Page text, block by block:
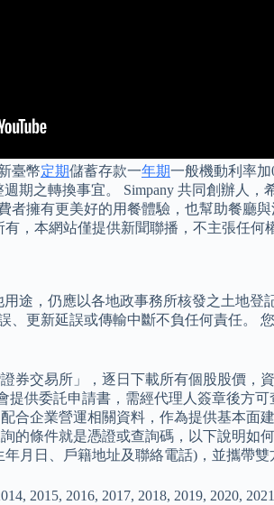
臺幣定期儲蓄存款一年期一般機動利率
之轉換事宜。 Simpany 共同創辦人
擁有更美好的用餐體驗，也幫助餐廳與
，本網站僅提供新聞聯播，不主張任何
途，仍應以各地政事務所核發之土地
更新延誤或傳輸中斷不負任何責任。
交易所」，逐日下載所有個股股價，
供委託申請書，需經代理人簽章後方可
企業營運相關資料，作為提供基本面建
條件就是憑證或查詢碼，以下說明如何
月日、戶籍地址及聯絡電話)，並攜帶雙
2015, 2016, 2017, 2018, 2019, 2020,